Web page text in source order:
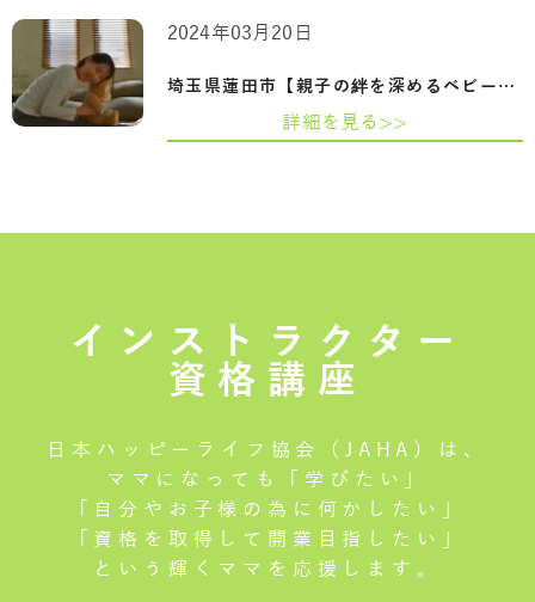
埼玉県蓮田市【親子の絆を深めるベビーヨ…
2024年03月20日
詳細を見る>>
インストラクター
資格講座
日本ハッピーライフ協会（JAHA）は、
ママになっても「学びたい」
「自分やお子様の為に何かしたい」
「資格を取得して開業目指したい」
という輝くママを応援します。